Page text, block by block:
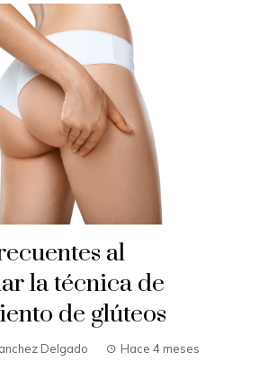
al
la técnica de
de glúteos
Delgado Hace 4 meses